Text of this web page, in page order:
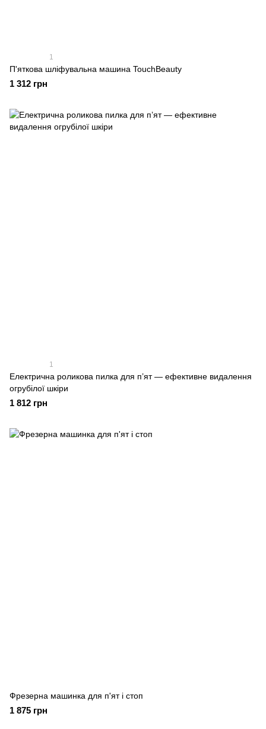
1
П'яткова шліфувальна машина TouchBeauty
1 312 грн
1
Електрична роликова пилка для п’ят — ефективне видалення
огрубілої шкіри
1 812 грн
Фрезерна машинка для п'ят і стоп
1 875 грн